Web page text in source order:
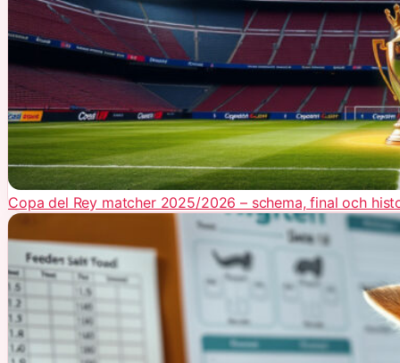
Copa del Rey matcher 2025/2026 – schema, final och